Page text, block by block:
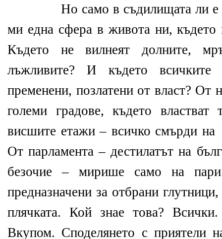
Но само в съдилищата ли е
ми една сфера в живота ни, където
Където не вилнеят долните,
лъжливите? И където
пременени, позлатени от власт? От
големи градове, където
висшите етажи – всичко смърди
От парламента – дестилатът на
безочие – мирише само на
предназначени за отбрани
плячката. Кой знае това?
Вкупом. Споделянето с приятели